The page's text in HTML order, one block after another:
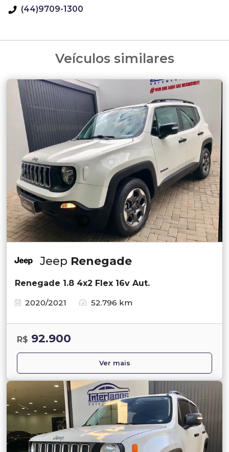
(44)9709-1300
Veículos similares
Jeep Renegade
Renegade 1.8 4x2 Flex 16v Aut.
2020/2021
52.796 km
R$ 92.900
Ver mais